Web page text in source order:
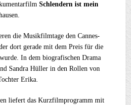
Schlendern ist mein
die Musikfilmtage den Cannes-
dort gerade mit dem Preis für die
In dem biografischen Drama
Sandra Hüller in den Rollen von
Erika.
liefert das Kurzfilmprogramm mit